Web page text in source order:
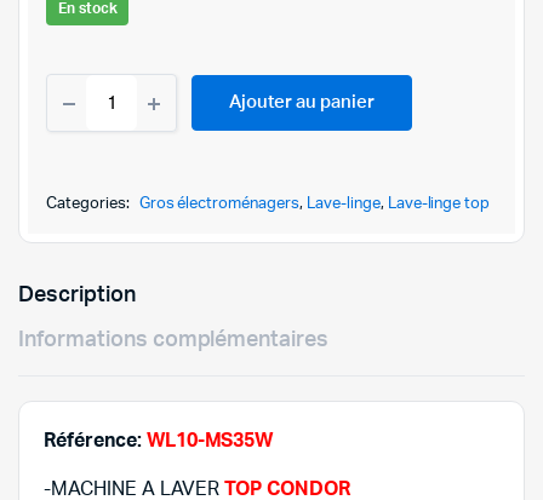
En stock
LAVER
10.5KG-
MS35W-
quantity
Ajouter au panier
Categories: Gros électroménagers, Lave-linge, Lave-linge top
Description
Informations complémentaires
Référence: WL10-MS35W
-MACHINE A LAVER TOP CONDOR